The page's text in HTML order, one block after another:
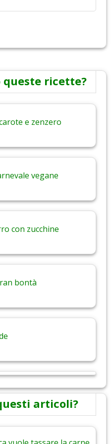
ricette?
e zenzero
vegane
con zucchine
bontà
articoli?